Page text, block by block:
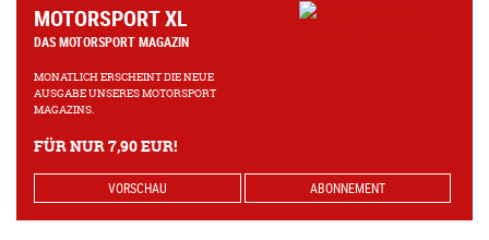
MOTORSPORT XL
DAS MOTORSPORT MAGAZIN
MONATLICH ERSCHEINT DIE NEUE
AUSGABE UNSERES MOTORSPORT
MAGAZINS.
FÜR NUR 7,90 EUR!
VORSCHAU ABONNEMENT